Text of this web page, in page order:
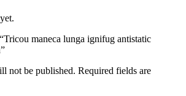
maneca lunga ignifug antistatic
not be published. Required fields are